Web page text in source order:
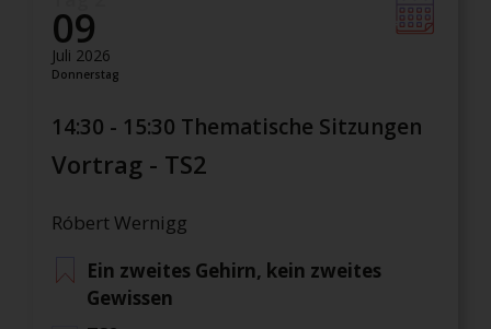
09
Juli 2026
Donnerstag
14:30 - 15:30 Thematische Sitzungen
Vortrag - TS2
Róbert Wernigg
Ein zweites Gehirn, kein zweites
Gewissen